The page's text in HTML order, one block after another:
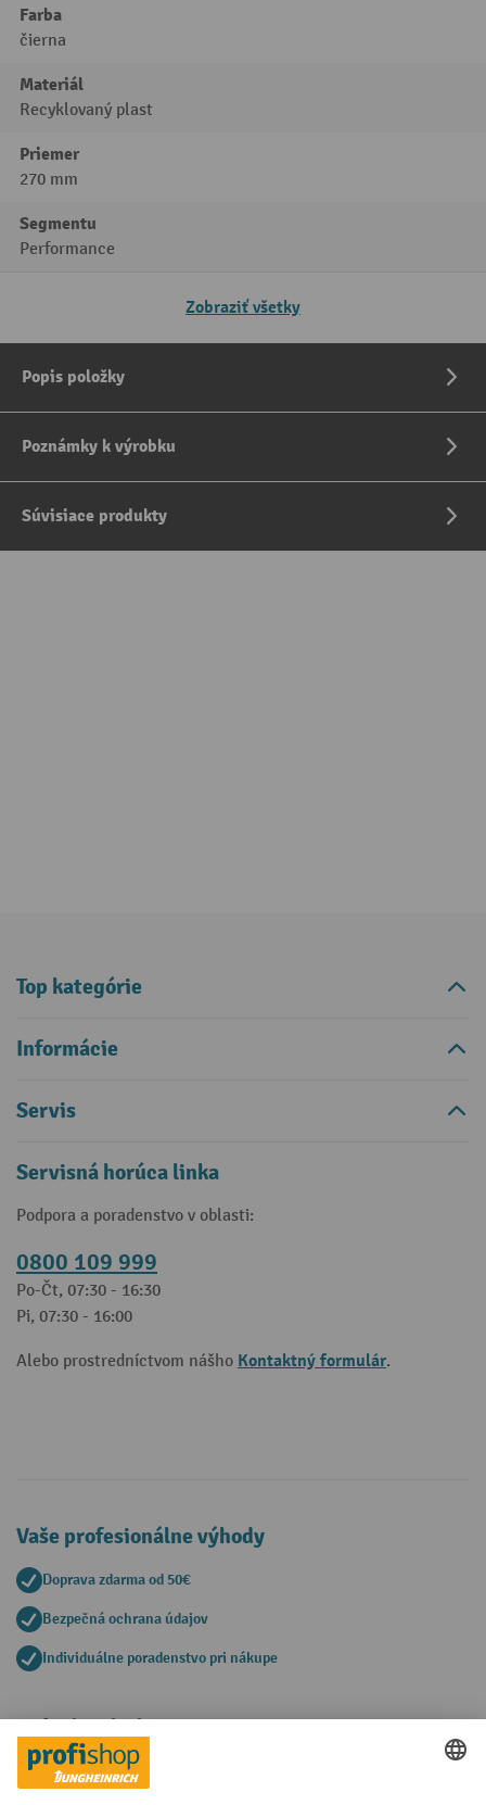
Farba
čierna
Materiál
Recyklovaný plast
Priemer
270 mm
Segmentu
Performance
Zobraziť všetky
Popis položky
Poznámky k výrobku
Súvisiace produkty
Top kategórie
Informácie
Servis
Servisná horúca linka
Podpora a poradenstvo v oblasti:
0800 109 999
Po-Čt, 07:30 - 16:30
Pi, 07:30 - 16:00
Alebo prostredníctvom nášho Kontaktný formulár.
Vaše profesionálne výhody
Doprava zdarma od 50€
Bezpečná ochrana údajov
Individuálne poradenstvo pri nákupe
Spôsoby platby
Creditcard (Master)Creditcard (Visa)